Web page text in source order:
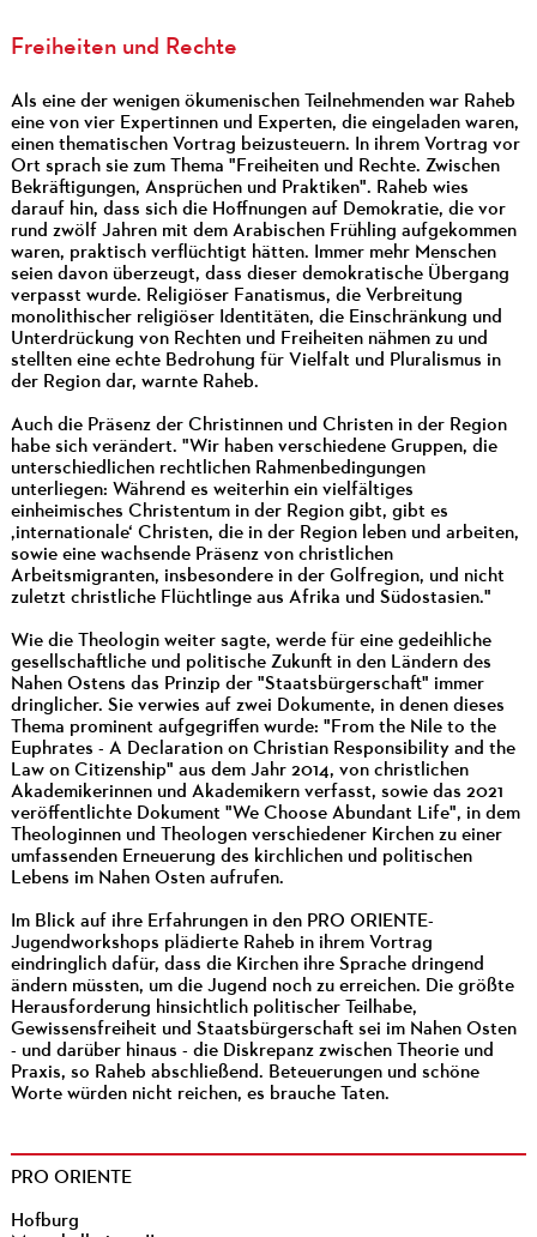
Freiheiten und Rechte
Als eine der wenigen ökumenischen Teilnehmenden war Raheb
eine von vier Expertinnen und Experten, die eingeladen waren,
einen thematischen Vortrag beizusteuern. In ihrem Vortrag vor
Ort sprach sie zum Thema "Freiheiten und Rechte. Zwischen
Bekräftigungen, Ansprüchen und Praktiken". Raheb wies
darauf hin, dass sich die Hoffnungen auf Demokratie, die vor
rund zwölf Jahren mit dem Arabischen Frühling aufgekommen
waren, praktisch verflüchtigt hätten. Immer mehr Menschen
seien davon überzeugt, dass dieser demokratische Übergang
verpasst wurde. Religiöser Fanatismus, die Verbreitung
monolithischer religiöser Identitäten, die Einschränkung und
Unterdrückung von Rechten und Freiheiten nähmen zu und
stellten eine echte Bedrohung für Vielfalt und Pluralismus in
der Region dar, warnte Raheb.
Auch die Präsenz der Christinnen und Christen in der Region
habe sich verändert. "Wir haben verschiedene Gruppen, die
unterschiedlichen rechtlichen Rahmenbedingungen
unterliegen: Während es weiterhin ein vielfältiges
einheimisches Christentum in der Region gibt, gibt es
‚internationale‘ Christen, die in der Region leben und arbeiten,
sowie eine wachsende Präsenz von christlichen
Arbeitsmigranten, insbesondere in der Golfregion, und nicht
zuletzt christliche Flüchtlinge aus Afrika und Südostasien."
Wie die Theologin weiter sagte, werde für eine gedeihliche
gesellschaftliche und politische Zukunft in den Ländern des
Nahen Ostens das Prinzip der "Staatsbürgerschaft" immer
dringlicher. Sie verwies auf zwei Dokumente, in denen dieses
Thema prominent aufgegriffen wurde: "From the Nile to the
Euphrates - A Declaration on Christian Responsibility and the
Law on Citizenship" aus dem Jahr 2014, von christlichen
Akademikerinnen und Akademikern verfasst, sowie das 2021
veröffentlichte Dokument "We Choose Abundant Life", in dem
Theologinnen und Theologen verschiedener Kirchen zu einer
umfassenden Erneuerung des kirchlichen und politischen
Lebens im Nahen Osten aufrufen.
Im Blick auf ihre Erfahrungen in den PRO ORIENTE-
Jugendworkshops plädierte Raheb in ihrem Vortrag
eindringlich dafür, dass die Kirchen ihre Sprache dringend
ändern müssten, um die Jugend noch zu erreichen. Die größte
Herausforderung hinsichtlich politischer Teilhabe,
Gewissensfreiheit und Staatsbürgerschaft sei im Nahen Osten
- und darüber hinaus - die Diskrepanz zwischen Theorie und
Praxis, so Raheb abschließend. Beteuerungen und schöne
Worte würden nicht reichen, es brauche Taten.
PRO ORIENTE
Hofburg